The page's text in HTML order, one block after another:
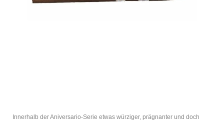
Innerhalb der Aniversario-Serie etwas würziger, prägnanter und doch